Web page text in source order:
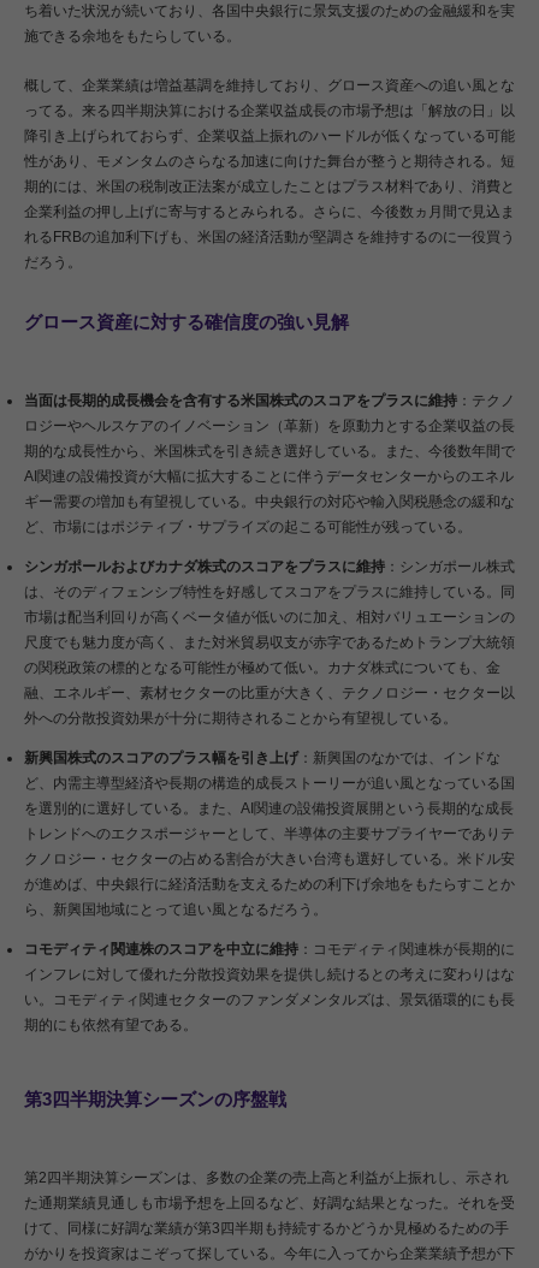
ち着いた状況が続いており、各国中央銀行に景気支援のための金融緩和を実
施できる余地をもたらしている。
概して、企業業績は増益基調を維持しており、グロース資産への追い風とな
ってる。来る四半期決算における企業収益成長の市場予想は「解放の日」以
降引き上げられておらず、企業収益上振れのハードルが低くなっている可能
性があり、モメンタムのさらなる加速に向けた舞台が整うと期待される。短
期的には、米国の税制改正法案が成立したことはプラス材料であり、消費と
企業利益の押し上げに寄与するとみられる。さらに、今後数ヵ月間で見込ま
れるFRBの追加利下げも、米国の経済活動が堅調さを維持するのに一役買う
だろう。
グロース資産に対する確信度の強い見解
当面は長期的成長機会を含有する米国株式のスコアをプラスに維持 ：テクノ
ロジーやヘルスケアのイノベーション（革新）を原動力とする企業収益の長
期的な成長性から、米国株式を引き続き選好している。また、今後数年間で
AI関連の設備投資が大幅に拡大することに伴うデータセンターからのエネル
ギー需要の増加も有望視している。中央銀行の対応や輸入関税懸念の緩和な
ど、市場にはポジティブ・サプライズの起こる可能性が残っている。
シンガポールおよびカナダ株式のスコアをプラスに維持 ：シンガポール株式
は、そのディフェンシブ特性を好感してスコアをプラスに維持している。同
市場は配当利回りが高くベータ値が低いのに加え、相対バリュエーションの
尺度でも魅力度が高く、また対米貿易収支が赤字であるためトランプ大統領
の関税政策の標的となる可能性が極めて低い。カナダ株式についても、金
融、エネルギー、素材セクターの比重が大きく、テクノロジー・セクター以
外への分散投資効果が十分に期待されることから有望視している。
新興国株式のスコアのプラス幅を引き上げ：新興国のなかでは、インドな
ど、内需主導型経済や長期の構造的成長ストーリーが追い風となっている国
を選別的に選好している。また、AI関連の設備投資展開という長期的な成長
トレンドへのエクスポージャーとして、半導体の主要サプライヤーでありテ
クノロジー・セクターの占める割合が大きい台湾も選好している。米ドル安
が進めば、中央銀行に経済活動を支えるための利下げ余地をもたらすことか
ら、新興国地域にとって追い風となるだろう。
コモディティ関連株のスコアを中立に維持 ：コモディティ関連株が長期的に
インフレに対して優れた分散投資効果を提供し続けるとの考えに変わりはな
い。コモディティ関連セクターのファンダメンタルズは、景気循環的にも長
期的にも依然有望である。
第3四半期決算シーズンの序盤戦
第2四半期決算シーズンは、多数の企業の売上高と利益が上振れし、示され
た通期業績見通しも市場予想を上回るなど、好調な結果となった。それを受
けて、同様に好調な業績が第3四半期も持続するかどうか見極めるための手
がかりを投資家はこぞって探している。今年に入ってから企業業績予想が下